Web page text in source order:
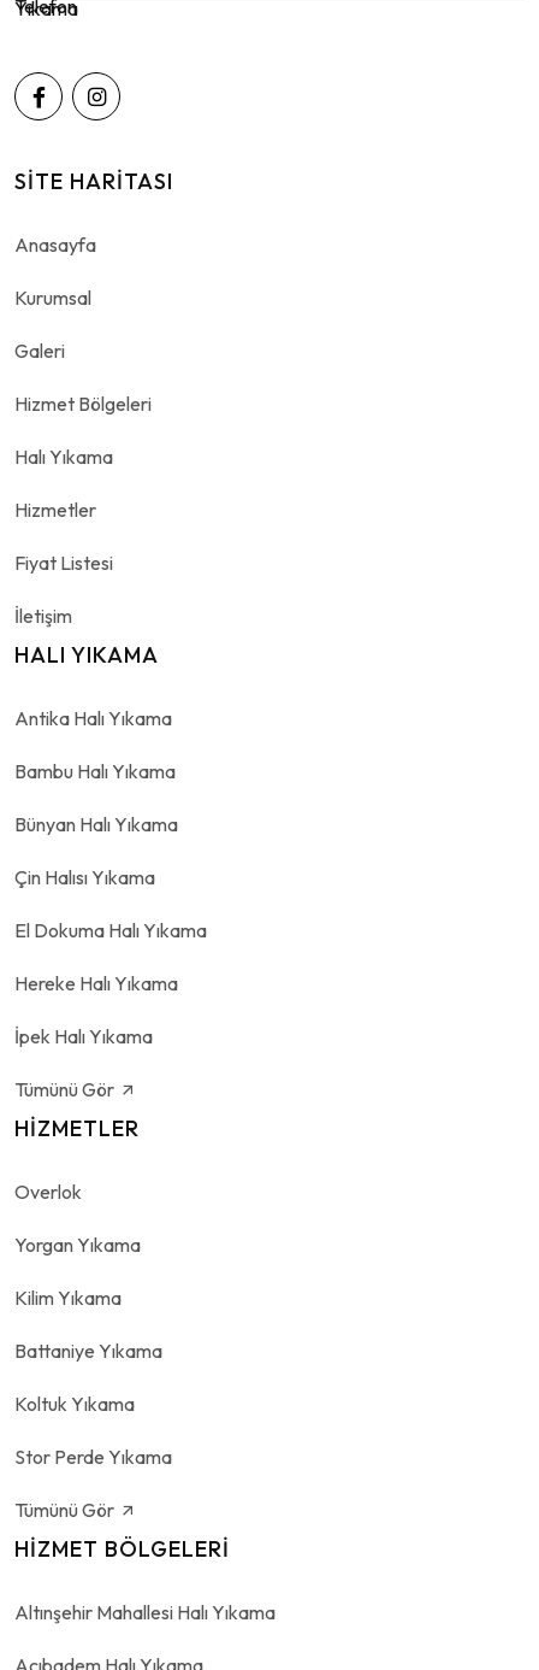
SITE HARITASI
Anasayfa
Kurumsal
Galeri
Hizmet Bölgeleri
Halı Yıkama
Hizmetler
Fiyat Listesi
İletişim
HALI YIKAMA
Antika Halı Yıkama
Bambu Halı Yıkama
Bünyan Halı Yıkama
Çin Halısı Yıkama
El Dokuma Halı Yıkama
Hereke Halı Yıkama
İpek Halı Yıkama
Tümünü Gör
HIZMETLER
Overlok
Yorgan Yıkama
Kilim Yıkama
Battaniye Yıkama
Koltuk Yıkama
Stor Perde Yıkama
Tümünü Gör
HIZMET BÖLGELERI
Altınşehir Mahallesi Halı Yıkama